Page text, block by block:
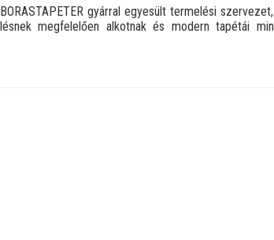
gyárral egyesült termelési
megfelelően alkotnak és modern tapétái